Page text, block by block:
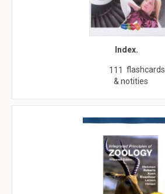
Index.
111 flashcards
& notities